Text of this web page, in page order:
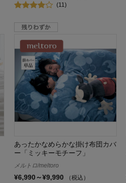
(11)
あったかなめらかな掛け布団カバ
ー「ミッキーモチーフ」
メルトロ/meltoro
¥6,990～¥9,990
（税込）